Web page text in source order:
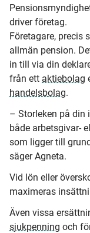
driver företag.
Företagare, precis
allmän pension.
in till via din
från ett aktiebolag
handelsbolag.
– Storleken på din
både arbetsgivar-
som ligger till
säger Agneta.
Vid lön eller
maximeras
Även vissa
sjukpenning och